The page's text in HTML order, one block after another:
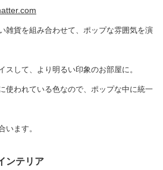
雑貨を組み合わせて、ポップな雰囲気を演
スして、より明るい印象のお部屋に。
使われている色なので、ポップな中に統一
います。
ンテリア